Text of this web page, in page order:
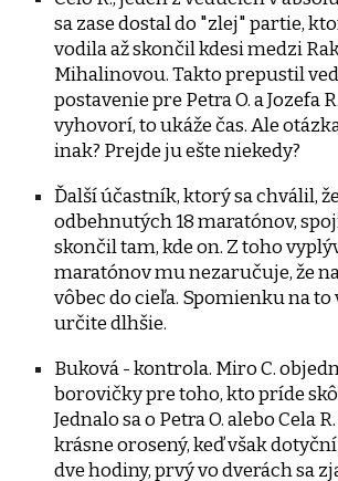
sa zase dostal do "zlej" partie,
vodila až skončil kdesi medzi
Mihalinovou. Takto prepustil
postavenie pre Petra O. a Jozefa
vyhovorí, to ukáže čas. Ale
inak? Prejde ju ešte niekedy?
Ďalší účastník, ktorý sa chválil,
odbehnutých 18 maratónov,
skončil tam, kde on. Z toho
maratónov mu nezaručuje, že
vôbec do cieľa. Spomienku na to
určite dlhšie.
Buková - kontrola. Miro C.
borovičky pre toho, kto príde
Jednalo sa o Petra O. alebo Cela
krásne orosený, keď však
dve hodiny, prvý vo dverách sa